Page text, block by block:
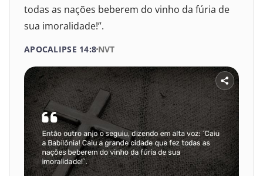
SELECIONE UM LIVRO
VELHO TESTAMENTO
Gênesis
SELECIONE O VERSÍCULO
1 2 3 4 5 6
7 8 9 10 11 12
todas as nações beberem do vinho da fúria de
sua imoralidade!”.
APOCALIPSE 14:8NVT